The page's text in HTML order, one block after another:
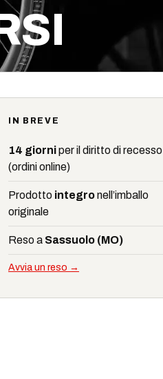
IN BREVE
14 giorniper il diritto di recesso
(ordini online)
Prodotto integronell’imballo
originale
Reso a Sassuolo (MO)
Avvia un reso →